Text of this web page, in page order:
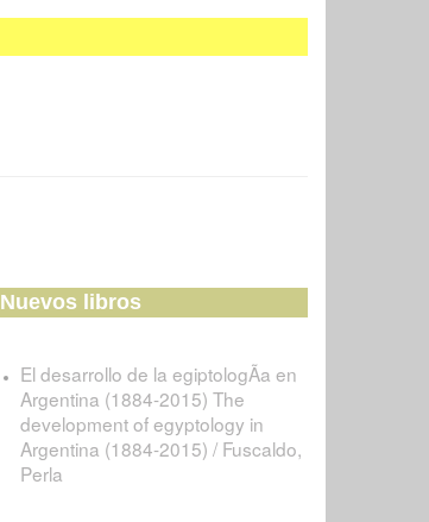
Nuevos libros
El desarrollo de la egiptologÃ­a en
Argentina (1884-2015) The
development of egyptology in
Argentina (1884-2015) / Fuscaldo,
Perla